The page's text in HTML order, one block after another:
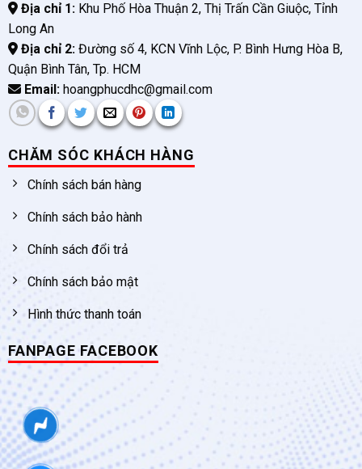
Địa chỉ 1:Khu Phố Hòa Thuận 2, Thị Trấn Cần Giuộc, Tỉnh
Long An
Địa chỉ 2:Đường số 4, KCN Vĩnh Lộc, P. Bình Hưng Hòa B,
Quận Bình Tân, Tp. HCM
Email:hoangphucdhc@gmail.com
CHĂM SÓC KHÁCH HÀNG
Chính sách bán hàng
Chính sách bảo hành
Chính sách đổi trả
Chính sách bảo mật
Hình thức thanh toán
FANPAGE FACEBOOK